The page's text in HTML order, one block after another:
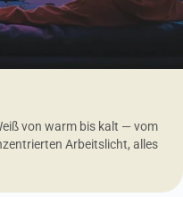
von warm bis kalt — vom
Arbeitslicht, alles